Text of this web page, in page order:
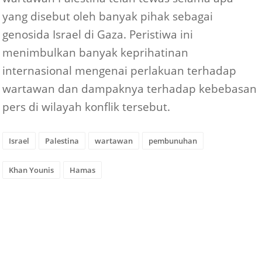
Sejak konflik ini berlangsung, setidaknya 245
wartawan Palestina telah tewas selama apa
yang disebut oleh banyak pihak sebagai
genosida Israel di Gaza. Peristiwa ini
menimbulkan banyak keprihatinan
internasional mengenai perlakuan terhadap
wartawan dan dampaknya terhadap kebebasan
pers di wilayah konflik tersebut.
Israel Palestina wartawan